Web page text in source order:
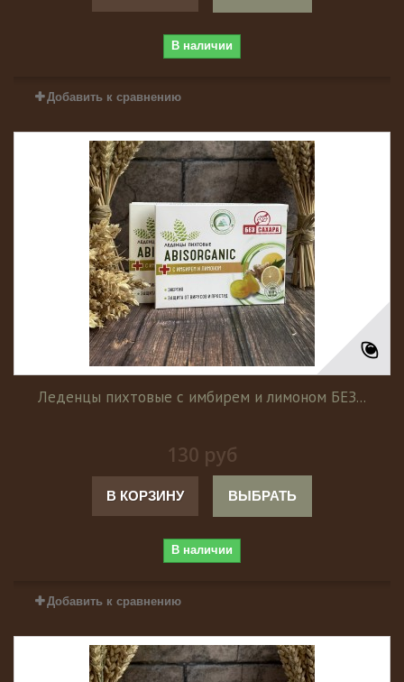
В наличии
Добавить к сравнению
Леденцы пихтовые с имбирем и лимоном БЕЗ...
130 руб
В КОРЗИНУ ВЫБРАТЬ
В наличии
Добавить к сравнению